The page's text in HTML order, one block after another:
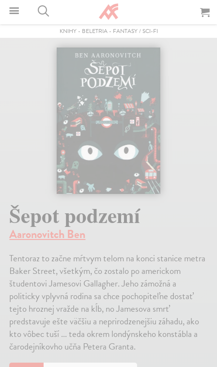
KNIHY- BELETRIA- FANTASY / SCI-FI
Šepot podzemí
Aaronovitch Ben
Tentoraz to začne mŕtvym telom na konci stanice metra
Baker Street, všetkým, čo zostalo po americkom
študentovi Jamesovi Gallagher. Jeho zámožná a
politicky vplyvná rodina sa chce pochopiteľne dostať
tejto hroznej vražde na kĺb, no Jamesova smrť
predstavuje ešte väčšiu a neprirodzenejšiu záhadu, ako
kto vôbec tuší ... teda okrem londýnskeho konstábla a
čarodejníkovho učňa Petera Granta.